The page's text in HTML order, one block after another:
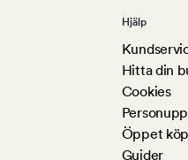
Hjälp
Hitta din
Cookies
Öppet
Guider